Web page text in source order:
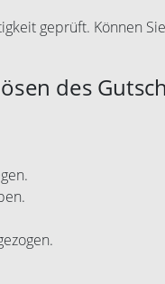
geprüft. Können
des